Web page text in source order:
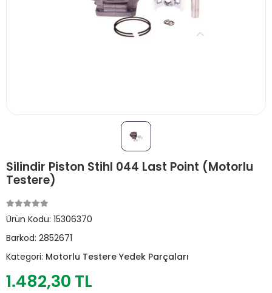
Silindir Piston Stihl 044 Last Point (Motorlu
Testere)
Ürün Kodu: 15306370
Barkod: 2852671
Kategori: Motorlu Testere Yedek Parçaları
1.482,30 TL